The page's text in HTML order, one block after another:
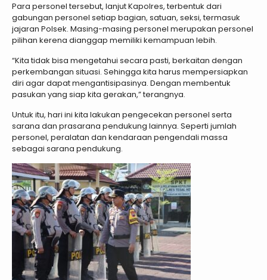
Para personel tersebut, lanjut Kapolres, terbentuk dari
gabungan personel setiap bagian, satuan, seksi, termasuk
jajaran Polsek. Masing-masing personel merupakan personel
pilihan kerena dianggap memiliki kemampuan lebih.
“Kita tidak bisa mengetahui secara pasti, berkaitan dengan
perkembangan situasi. Sehingga kita harus mempersiapkan
diri agar dapat mengantisipasinya. Dengan membentuk
pasukan yang siap kita gerakan,” terangnya.
Untuk itu, hari ini kita lakukan pengecekan personel serta
sarana dan prasarana pendukung lainnya. Seperti jumlah
personel, peralatan dan kendaraan pengendali massa
sebagai sarana pendukung.